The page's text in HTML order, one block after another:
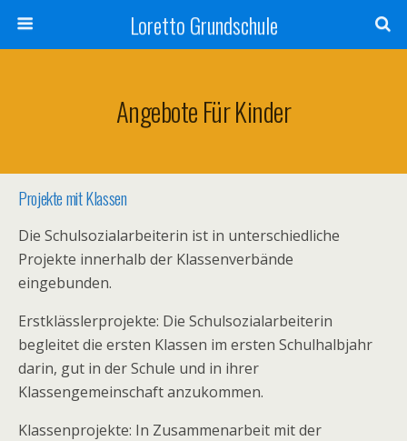
Loretto Grundschule
Angebote Für Kinder
Projekte mit Klassen
Die Schulsozialarbeiterin ist in unterschiedliche
Projekte innerhalb der Klassenverbände
eingebunden.
Erstklässlerprojekte: Die Schulsozialarbeiterin
begleitet die ersten Klassen im ersten Schulhalbjahr
darin, gut in der Schule und in ihrer
Klassengemeinschaft anzukommen.
Klassenprojekte: In Zusammenarbeit mit der